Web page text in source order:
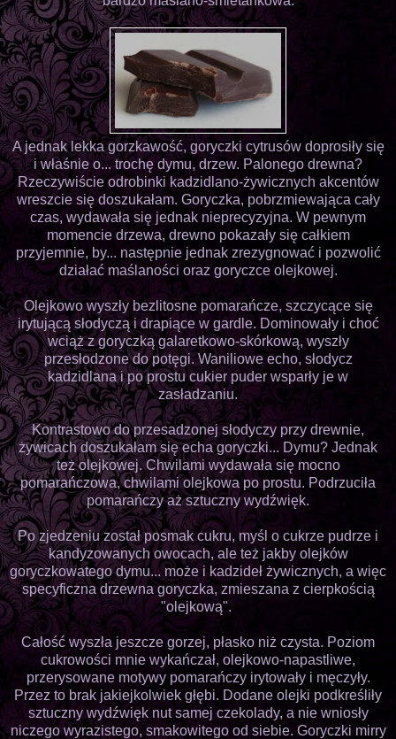
A jednak lekka gorzkawość, goryczki cytrusów doprosiły się
i właśnie o... trochę dymu, drzew. Palonego drewna?
Rzeczywiście odrobinki kadzidlano-żywicznych akcentów
wreszcie się doszukałam. Goryczka, pobrzmiewająca cały
czas, wydawała się jednak nieprecyzyjna. W pewnym
momencie drzewa, drewno pokazały się całkiem
przyjemnie, by... następnie jednak zrezygnować i pozwolić
działać maślaności oraz goryczce olejkowej.
Olejkowo wyszły bezlitosne pomarańcze, szczycące się
irytującą słodyczą i drapiące w gardle. Dominowały i choć
wciąż z goryczką galaretkowo-skórkową, wyszły
przesłodzone do potęgi. Waniliowe echo, słodycz
kadzidlana i po prostu cukier puder wsparły je w
zasładzaniu.
Kontrastowo do przesadzonej słodyczy przy drewnie,
żywicach doszukałam się echa goryczki... Dymu? Jednak
też olejkowej. Chwilami wydawała się mocno
pomarańczowa, chwilami olejkowa po prostu. Podrzuciła
pomarańczy aż sztuczny wydźwięk.
Po zjedzeniu został posmak cukru, myśl o cukrze pudrze i
kandyzowanych owocach, ale też jakby olejków
goryczkowatego dymu... może i kadzideł żywicznych, a więc
specyficzna drzewna goryczka, zmieszana z cierpkością
"olejkową".
Całość wyszła jeszcze gorzej, płasko niż czysta. Poziom
cukrowości mnie wykańczał, olejkowo-napastliwe,
przerysowane motywy pomarańczy irytowały i męczyły.
Przez to brak jakiejkolwiek głębi. Dodane olejki podkreśliły
sztuczny wydźwięk nut samej czekolady, a nie wniosły
niczego wyrazistego, smakowitego od siebie. Goryczki mirry